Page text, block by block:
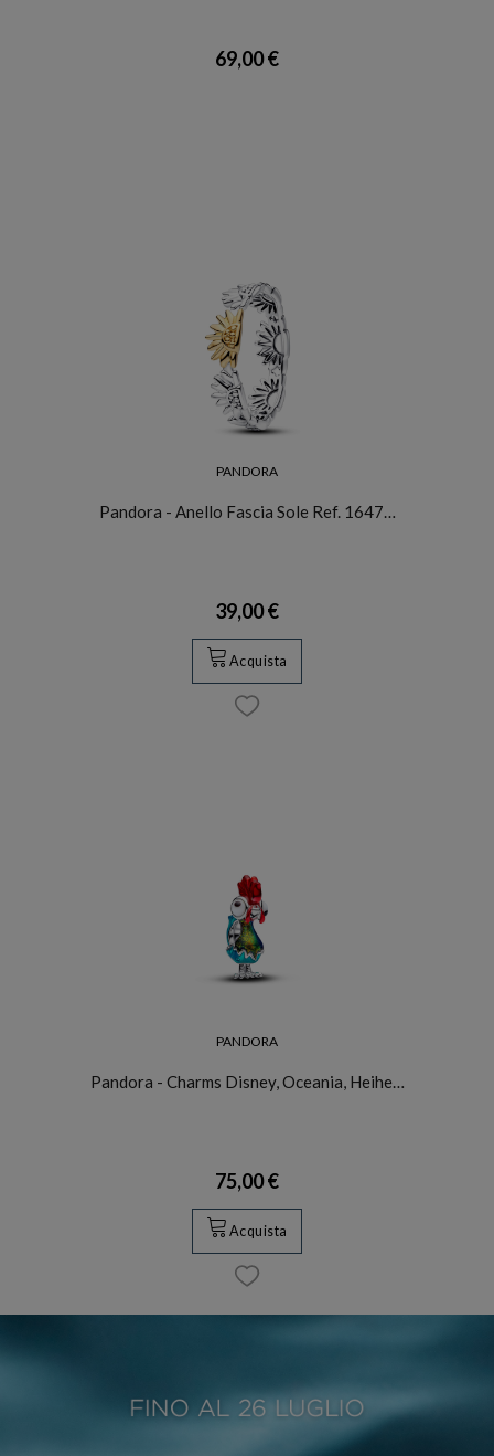
69,00 €
PANDORA
Pandora - Anello Fascia Sole Ref. 1647…
39,00 €
Acquista
PANDORA
Pandora - Charms Disney, Oceania, Heihe…
75,00 €
Acquista